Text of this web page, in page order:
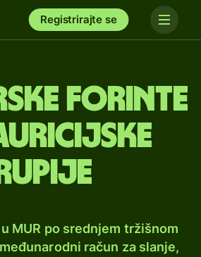
Registrirajte se
forinte
rupije
MUR po srednjem tržišnom
račun za slanje,